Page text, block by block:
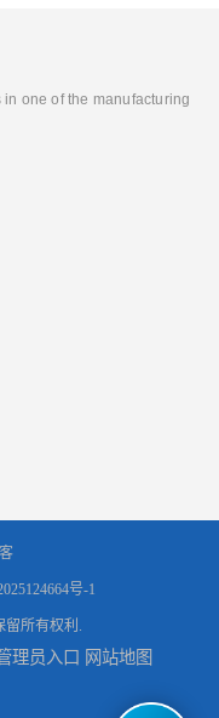
one of the manufacturing
号-1
留所有权利.
理员入口 网站地图